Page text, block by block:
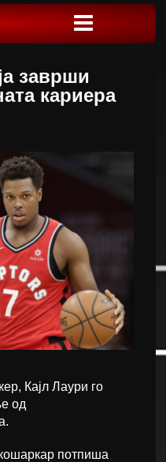
заврши
кариера
Кајл Лаури го
од
потпиша